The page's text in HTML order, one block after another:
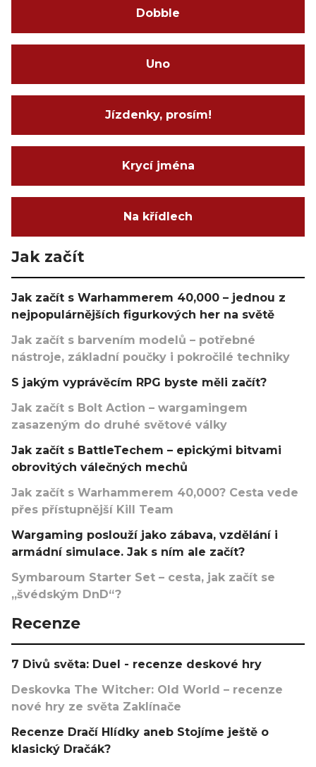
Dobble
Uno
Jízdenky, prosím!
Krycí jména
Na křídlech
Jak začít
Jak začít s Warhammerem 40,000 – jednou z
nejpopulárnějších figurkových her na světě
Jak začít s barvením modelů – potřebné
nástroje, základní poučky i pokročilé techniky
S jakým vyprávěcím RPG byste měli začít?
Jak začít s Bolt Action – wargamingem
zasazeným do druhé světové války
Jak začít s BattleTechem – epickými bitvami
obrovitých válečných mechů
Jak začít s Warhammerem 40,000? Cesta vede
přes přístupnější Kill Team
Wargaming poslouží jako zábava, vzdělání i
armádní simulace. Jak s ním ale začít?
Symbaroum Starter Set – cesta, jak začít se
„švédským DnD“?
Recenze
7 Divů světa: Duel - recenze deskové hry
Deskovka The Witcher: Old World – recenze
nové hry ze světa Zaklínače
Recenze Dračí Hlídky aneb Stojíme ještě o
klasický Dračák?